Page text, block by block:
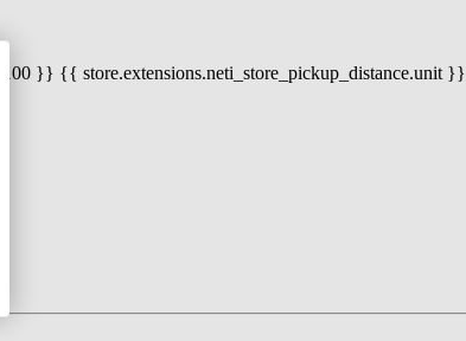
}} {{ store.extensions.neti_store_pickup_distance.unit }}